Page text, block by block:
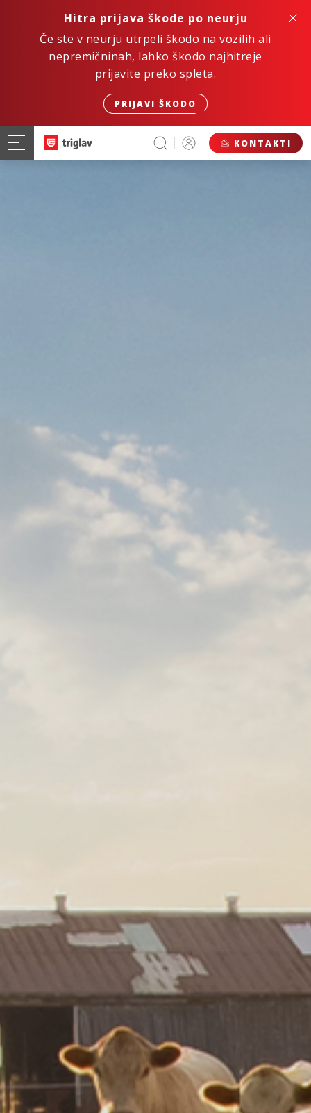
Hitra prijava škode po neurju
Če ste v neurju utrpeli škodo na vozilih ali
nepremičninah, lahko škodo najhitreje
prijavite preko spleta.
PRIJAVI ŠKODO
KONTAKTI